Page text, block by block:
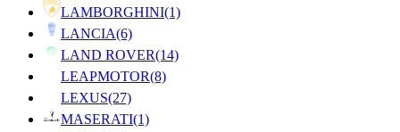
LAMBORGHINI(1)
LANCIA(6)
LAND ROVER(14)
LEAPMOTOR(8)
LEXUS(27)
MASERATI(1)